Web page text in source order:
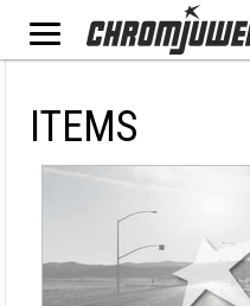
ITEMS